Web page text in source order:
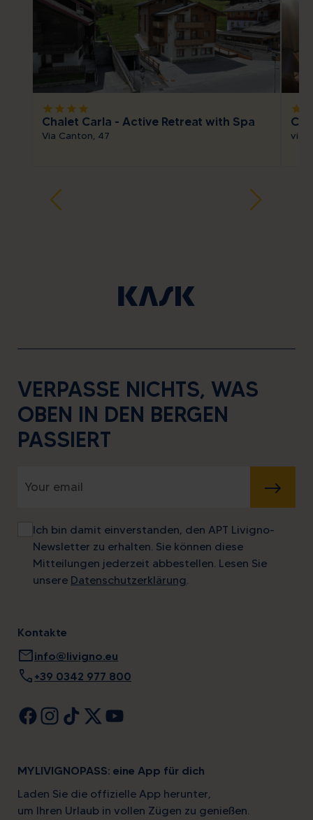
starstarstarstar
Chalet Carla - Active Retreat with Spa
Via Canton, 47
star
via
VERPASSE NICHTS, WAS
OBEN IN DEN BERGEN
PASSIERT
SENDEN
Ich bin damit einverstanden, den APT Livigno-
Newsletter zu erhalten. Sie können diese
Mitteilungen jederzeit abbestellen. Lesen Sie
unsere Datenschutzerklärung.
Kontakte
mailinfo@livigno.eu
call +39 0342 977 800
MYLIVIGNOPASS: eine App für dich
Laden Sie die offizielle App herunter,
um Ihren Urlaub in vollen Zügen zu genießen.